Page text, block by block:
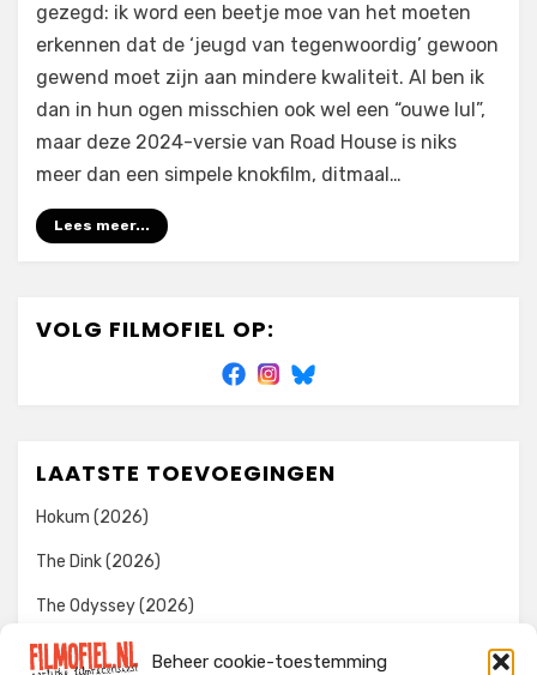
Beheer cookie-toestemming
gezegd: ik word een beetje moe van het moeten
erkennen dat de ‘jeugd van tegenwoordig’ gewoon
gewend moet zijn aan mindere kwaliteit. Al ben ik
dan in hun ogen misschien ook wel een “ouwe lul”,
maar deze 2024-versie van Road House is niks
meer dan een simpele knokfilm, ditmaal…
Lees meer...
VOLG FILMOFIEL OP:
LAATSTE TOEVOEGINGEN
Hokum (2026)
The Dink (2026)
The Odyssey (2026)
Evil Dead Burn (2026)